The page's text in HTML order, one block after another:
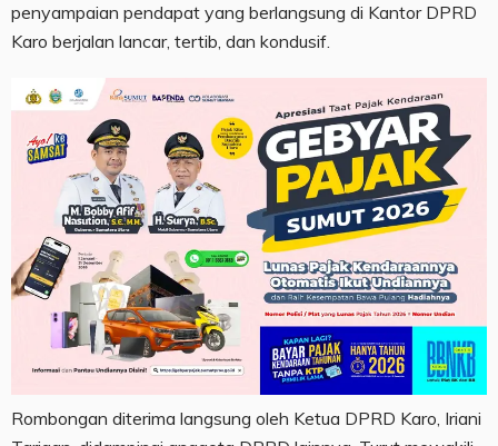
penyampaian pendapat yang berlangsung di Kantor DPRD
Karo berjalan lancar, tertib, dan kondusif.
Rombongan diterima langsung oleh Ketua DPRD Karo, Iriani